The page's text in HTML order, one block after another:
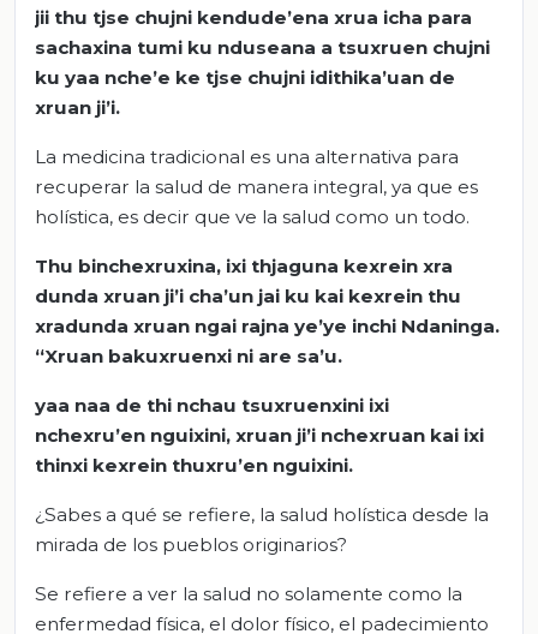
jii thu tjse chujni kendude’ena xrua icha para
sachaxina tumi ku nduseana a tsuxruen chujni
ku yaa nche’e ke tjse chujni idithika’uan de
xruan ji’i.
La medicina tradicional es una alternativa para
recuperar la salud de manera integral, ya que es
holística, es decir que ve la salud como un todo.
Thu binchexruxina, ixi thjaguna kexrein xra
dunda xruan ji’i cha’un jai ku kai kexrein thu
xradunda xruan ngai rajna ye’ye inchi Ndaninga.
“Xruan bakuxruenxi ni are sa’u.
yaa naa de thi nchau tsuxruenxini ixi
nchexru’en nguixini, xruan ji’i nchexruan kai ixi
thinxi kexrein thuxru’en nguixini.
¿Sabes a qué se refiere, la salud holística desde la
mirada de los pueblos originarios?
Se refiere a ver la salud no solamente como la
enfermedad física, el dolor físico, el padecimiento